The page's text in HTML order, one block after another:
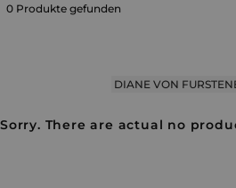
0 Produkte gefunden
DIANE VON
Sorry. There are actual no